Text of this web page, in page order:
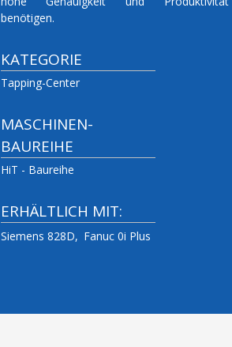
benötigen.
KATEGORIE
Tapping-Center
MASCHINEN-
BAUREIHE
HiT - Baureihe
ERHÄLTLICH MIT:
Siemens 828D Fanuc 0i Plus